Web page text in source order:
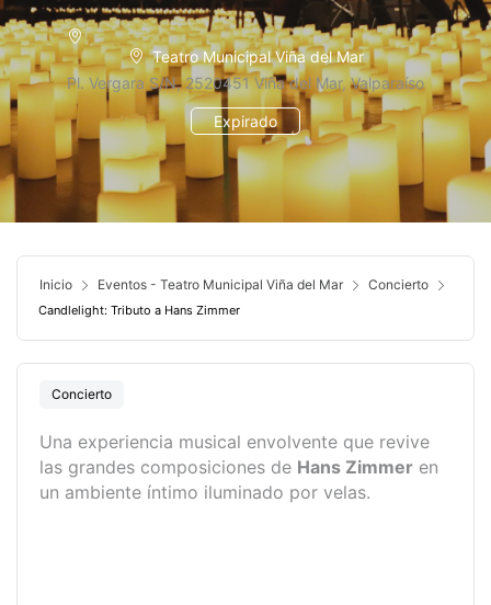
Expirado
Teatro Municipal Viña del Mar
Pl. Vergara S/N, 2520451 Viña del Mar, Valparaíso
Inicio Eventos - Teatro Municipal Viña del Mar Concierto
Candlelight: Tributo a Hans Zimmer
Concierto
Una experiencia musical envolvente que revive
las grandes composiciones de Hans Zimmer en
un ambiente íntimo iluminado por velas.